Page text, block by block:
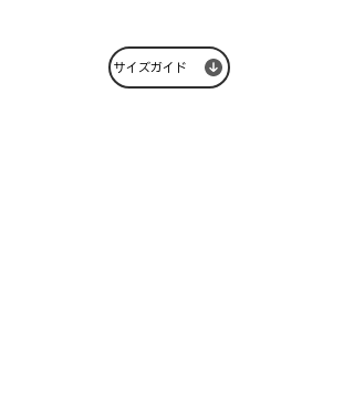
サイズガイド